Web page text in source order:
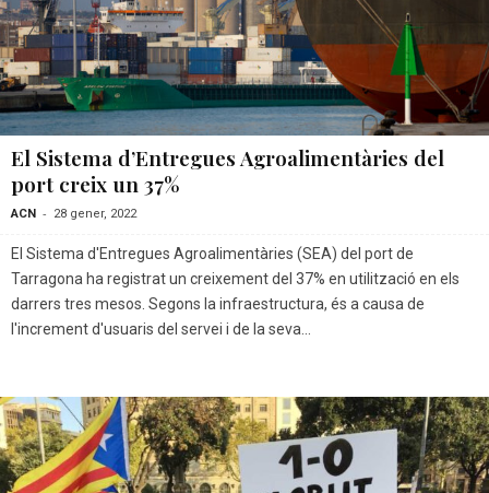
El Sistema d’Entregues Agroalimentàries del
port creix un 37%
ACN - 28 gener, 2022
El Sistema d'Entregues Agroalimentàries (SEA) del port de
Tarragona ha registrat un creixement del 37% en utilització en els
darrers tres mesos. Segons la infraestructura, és a causa de
l'increment d'usuaris del servei i de la seva...